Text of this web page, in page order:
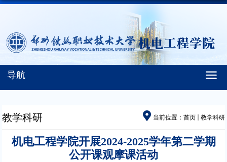
导航
当前位置： 首页 教学科研
教学科研
机电工程学院开展2024-2025学年第二学期
公开课观摩课活动